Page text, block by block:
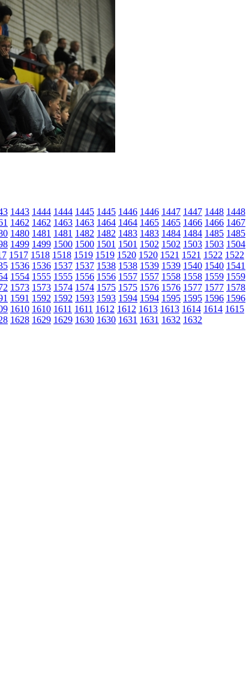
1443 1444 1444 1445 1445 1446 1446 1447 1447 1448 1448
1462 1462 1463 1463 1464 1464 1465 1465 1466 1466 1467
1480 1481 1481 1482 1482 1483 1483 1484 1484 1485 1485
1499 1499 1500 1500 1501 1501 1502 1502 1503 1503 1504
1517 1518 1518 1519 1519 1520 1520 1521 1521 1522 1522
1536 1536 1537 1537 1538 1538 1539 1539 1540 1540 1541
1554 1555 1555 1556 1556 1557 1557 1558 1558 1559 1559
1573 1573 1574 1574 1575 1575 1576 1576 1577 1577 1578
1591 1592 1592 1593 1593 1594 1594 1595 1595 1596 1596
1610 1610 1611 1611 1612 1612 1613 1613 1614 1614 1615
1628 1629 1629 1630 1630 1631 1631 1632 1632